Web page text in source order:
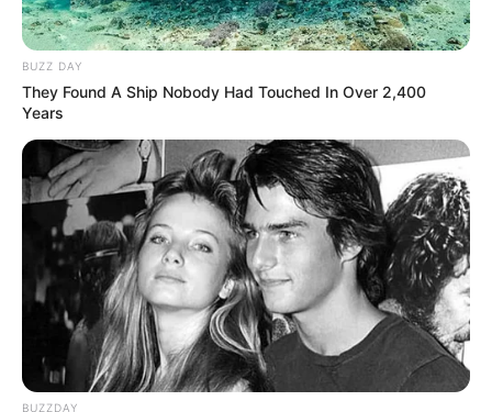
BUZZ DAY
They Found A Ship Nobody Had Touched In Over 2,400
Years
BUZZDAY